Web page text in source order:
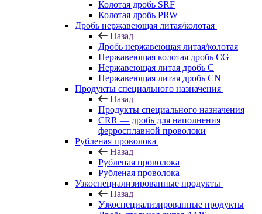
Колотая дробь SRF
Колотая дробь PRW
Дробь нержавеющая литая/колотая
Назад
Дробь нержавеющая литая/колотая
Нержавеющая колотая дробь CG
Нержавеющая литая дробь C
Нержавеющая литая дробь CN
Продукты специального назначения
Назад
Продукты специального назначения
CRR — дробь для наполнения
ферросплавной проволоки
Рубленая проволока
Назад
Рубленая проволока
Рубленая проволока
Узкоспециализированные продукты
Назад
Узкоспециализированные продукты